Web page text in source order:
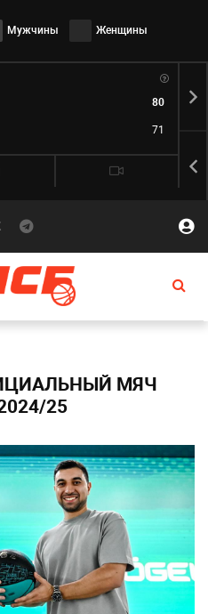
Мужчины Женщины
80
71
МЯЧ
25